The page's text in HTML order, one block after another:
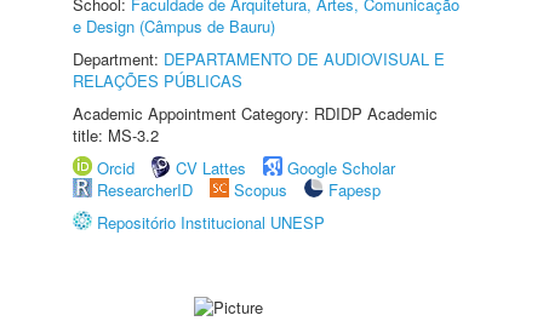
e Design (Câmpus de Bauru)
Department: DEPARTAMENTO DE AUDIOVISUAL E
RELAÇÕES PÚBLICAS
Academic Appointment Category: RDIDP Academic
title: MS-3.2
Orcid
CV Lattes
Google Scholar
ResearcherID
Scopus
Fapesp
Repositório Institucional UNESP